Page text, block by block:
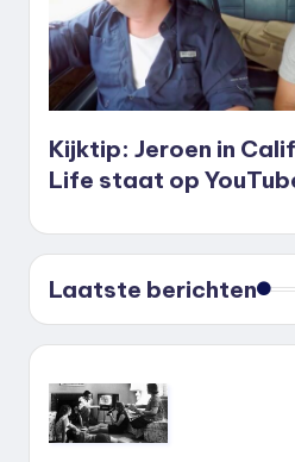
Kijktip: Jeroen in
Life staat op
Laatste berichten